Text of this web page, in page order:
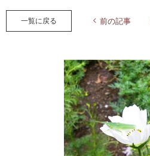
一覧に戻る 前の記事